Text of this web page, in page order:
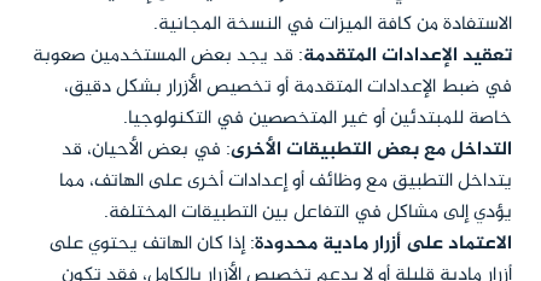
الاستفادة من كافة الميزات في النسخة المجانية.
تعقيد الإعدادات المتقدمة: قد يجد بعض المستخدمين صعوبة
في ضبط الإعدادات المتقدمة أو تخصيص الأزرار بشكل دقيق،
خاصة للمبتدئين أو غير المتخصصين في التكنولوجيا.
التداخل مع بعض التطبيقات الأخرى: في بعض الأحيان، قد
يتداخل التطبيق مع وظائف أو إعدادات أخرى على الهاتف، مما
يؤدي إلى مشاكل في التفاعل بين التطبيقات المختلفة.
الاعتماد على أزرار مادية محدودة: إذا كان الهاتف يحتوي على